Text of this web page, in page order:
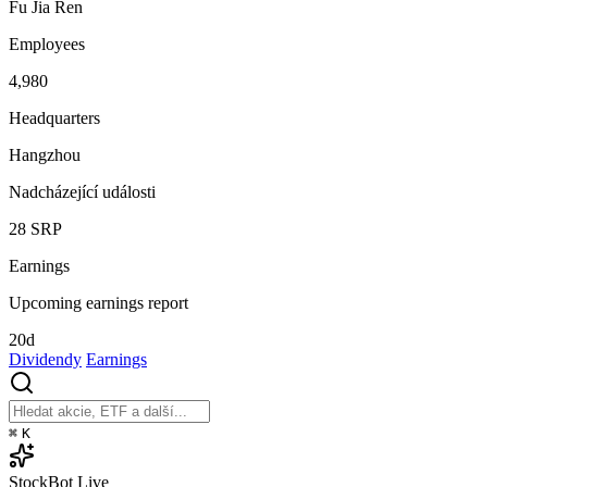
Fu Jia Ren
Employees
4,980
Headquarters
Hangzhou
Nadcházející události
28 SRP
Earnings
Upcoming earnings report
20d
Dividendy Earnings
⌘ K
StockBot Live